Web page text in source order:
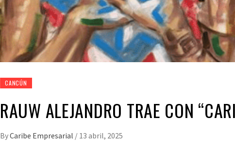
CANCÚN
RAUW ALEJANDRO TRAE CON
ByCaribe Empresarial / 13 abril, 2025